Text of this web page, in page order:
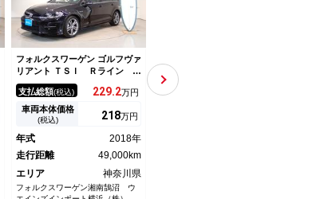
フォルクスワーゲン ゴルフヴァ
リアント ＴＳＩ Ｒライン Ｅ
ＴＣ フルセグＴＶ キーレ
ス クルーズコントロール
支払総額(税込) 229.2万円
車両本体価格
(税込) 218万円
年式
2018年
走行距離
49,000km
エリア
神奈川県
フォルクスワーゲン湘南鵠沼 ウ
リアント ＴＳＩ コンフォート
ライン アダプティブクルー
ズ ＬＥＤライト ドラレコ
支払総額